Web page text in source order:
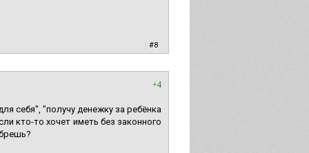
#8
+4
себя", "получу денежку за ребёнка
кто-то хочет иметь без законного